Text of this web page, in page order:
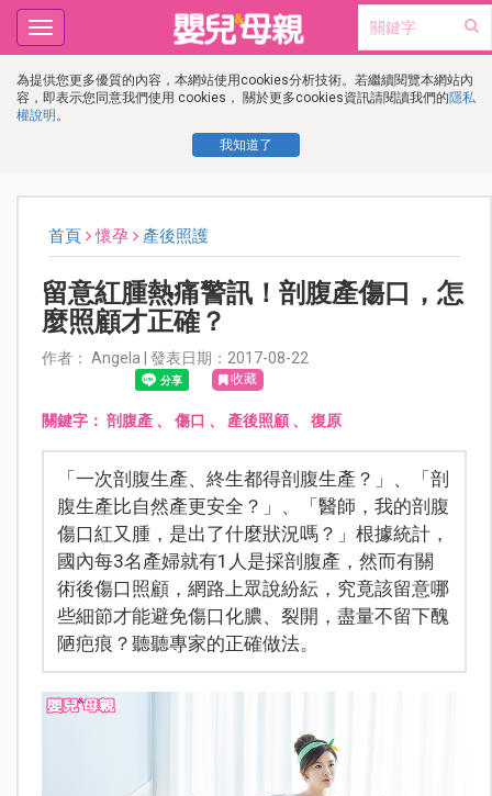
為提供您更多優質的內容，本網站使用cookies分析技術。若繼續閱覽本網站內
容，即表示您同意我們使用 cookies， 關於更多cookies資訊請閱讀我們的隱私
權說明 。
我知道了
Toggle
navigation
首頁 懷孕 產後照護
留意紅腫熱痛警訊！剖腹產傷口，怎
麼照顧才正確？
作者： Angela | 發表日期：2017-08-22
收藏
關鍵字： 剖腹產、 傷口 、 產後照顧、 復原
「一次剖腹生產、終生都得剖腹生產？」、「剖
腹生產比自然產更安全？」、「醫師，我的剖腹
傷口紅又腫，是出了什麼狀況嗎？」根據統計，
國內每3名產婦就有1人是採剖腹產，然而有關
術後傷口照顧，網路上眾說紛紜，究竟該留意哪
些細節才能避免傷口化膿、裂開，盡量不留下醜
陋疤痕？聽聽專家的正確做法。